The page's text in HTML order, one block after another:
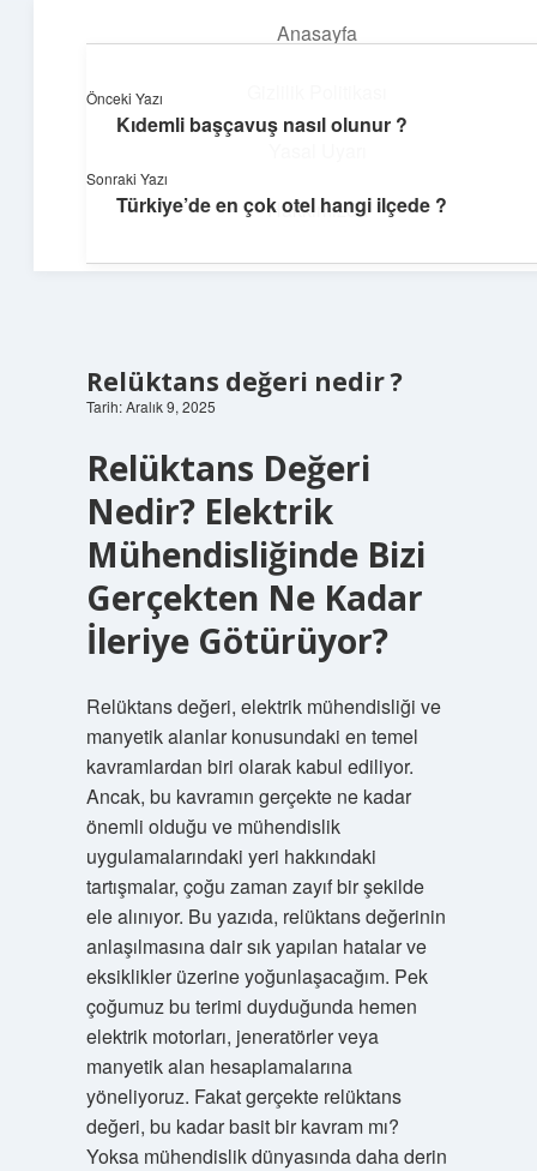
Anasayfa
Hakkımızda
Hızlı Baskı Tüyoları
Yaratıcı fikirlerle projelerini canlandır!
Relüktans değeri nedir ?
Tarih: Aralık 9, 2025
Relüktans Değeri
Nedir? Elektrik
Mühendisliğinde Bizi
Gerçekten Ne Kadar
İleriye Götürüyor?
Relüktans değeri, elektrik mühendisliği ve
manyetik alanlar konusundaki en temel
kavramlardan biri olarak kabul ediliyor.
Ancak, bu kavramın gerçekte ne kadar
önemli olduğu ve mühendislik
uygulamalarındaki yeri hakkındaki
tartışmalar, çoğu zaman zayıf bir şekilde
ele alınıyor. Bu yazıda, relüktans değerinin
anlaşılmasına dair sık yapılan hatalar ve
eksiklikler üzerine yoğunlaşacağım. Pek
çoğumuz bu terimi duyduğunda hemen
elektrik motorları, jeneratörler veya
manyetik alan hesaplamalarına
yöneliyoruz. Fakat gerçekte relüktans
değeri, bu kadar basit bir kavram mı?
Yoksa mühendislik dünyasında daha derin
Önceki Yazı
Kıdemli başçavuş nasıl olunur ?
Sonraki Yazı
Türkiye’de en çok otel hangi ilçede ?